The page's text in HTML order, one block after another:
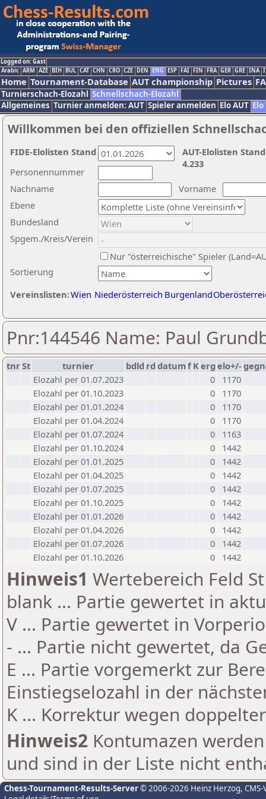
Logged on: Gast
Arabic ARM AZE BIH BUL CAT CHN CRO CZE DEN ENG ESP FAI FIN FRA GER GRE INA
Home Tournament-Database AUT championship Pictures
Turnierschach-Elozahl Schnellschach-Elozahl
Allgemeines Turnier anmelden: AUT Spieler anmelden Elo AUT
Willkommen bei den offiziellen
Nachname
Vorname
Ebene
Sortierung
Personennummer
Bundesland
Spgem./Kreis/Verein
Nur "österreichische" Spieler
Vereinslisten:Wien Niederösterreich Burgenland
AUT-Elolisten
4.233
FIDE-Elolisten Stand
Pnr:144546 Name: Paul
tnrSt turnier bdld rd datumf Kerg elo+/-
Elozahl per 01.07.2023
0
1170
Elozahl per 01.10.2023
0
1170
Elozahl per 01.01.2024
0
1170
Elozahl per 01.04.2024
0
1170
Elozahl per 01.07.2024
0
1163
Elozahl per 01.10.2024
0
1442
Elozahl per 01.01.2025
0
1442
Elozahl per 01.04.2025
0
1442
Elozahl per 01.07.2025
0
1442
Elozahl per 01.10.2025
0
1442
Elozahl per 01.01.2026
0
1442
Elozahl per 01.04.2026
0
1442
Elozahl per 01.07.2026
0
1442
Elozahl per 01.10.2026
0 1442
Hinweis1 Wertebereich Feld
blank ... Partie gewertet in
V ... Partie gewertet in
- ... Partie nicht gewertet, da
E ... Partie vorgemerkt zur
Einstiegselozahl in der
K ... Korrektur wegen
Hinweis2 Kontumazen
und sind in der Liste nicht
Chess-Tournament-Results-Server© 2006-2026 Heinz Herzog,